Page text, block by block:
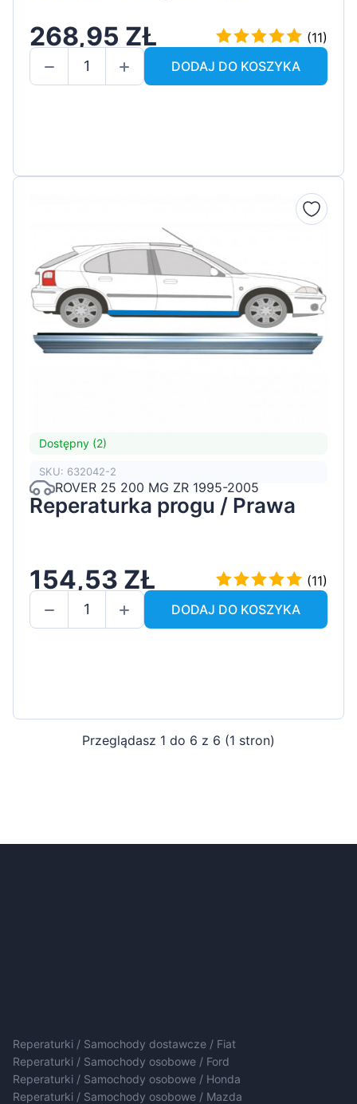
268,95 ZŁ
(11)
DODAJ DO KOSZYKA
Dostępny (2)
SKU: 632042-2
ROVER 25 200 MG ZR 1995-2005
Reperaturka progu / Prawa
154,53 ZŁ
(11)
DODAJ DO KOSZYKA
Przeglądasz 1 do 6 z 6 (1 stron)
Reperaturki / Samochody dostawcze / Fiat
Reperaturki / Samochody osobowe / Ford
Reperaturki / Samochody osobowe / Honda
Reperaturki / Samochody osobowe / Mazda